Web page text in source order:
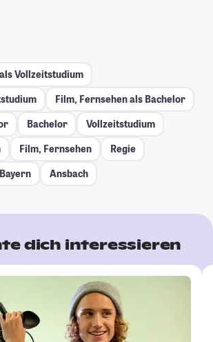
Vollzeitstudium
Film, Fernsehen als Bachelor
Bachelor
Vollzeitstudium
Film, Fernsehen
Regie
Bayern Ansbach
dich interessieren